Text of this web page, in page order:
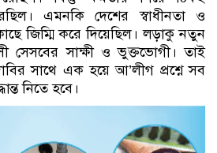
এমনকি দেশের স্বাধীনতা ও
জিম্মি করে দিয়েছিল। লড়াকু নতুন
সেসবের সাক্ষী ও ভুক্তভোগী। তাই
সাথে এক হয়ে আ’লীগ প্রশ্নে সব
নিতে হবে।